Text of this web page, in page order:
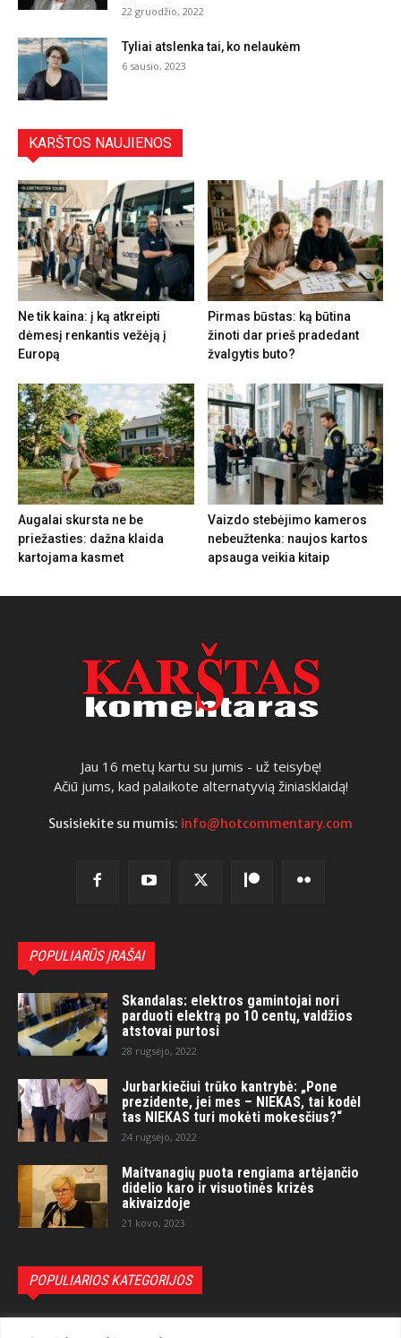
22 gruodžio, 2022
Tyliai atslenka tai, ko nelaukėm
6 sausio, 2023
KARŠTOS NAUJIENOS
Ne tik kaina: į ką atkreipti
dėmesį renkantis vežėją į
Europą
Pirmas būstas: ką būtina
žinoti dar prieš pradedant
žvalgytis buto?
Augalai skursta ne be
priežasties: dažna klaida
kartojama kasmet
Vaizdo stebėjimo kameros
nebeužtenka: naujos kartos
apsauga veikia kitaip
Jau 16 metų kartu su jumis - už teisybę!
Ačiū jums, kad palaikote alternatyvią žiniasklaidą!
Susisiekite su mumis: info@hotcommentary.com
POPULIARŪS ĮRAŠAI
Skandalas: elektros gamintojai nori
parduoti elektrą po 10 centų, valdžios
atstovai purtosi
28 rugsėjo, 2022
Jurbarkiečiui trūko kantrybė: „Pone
prezidente, jei mes – NIEKAS, tai kodėl
tas NIEKAS turi mokėti mokesčius?“
24 rugsėjo, 2022
Maitvanagių puota rengiama artėjančio
didelio karo ir visuotinės krizės
akivaizdoje
21 kovo, 2023
POPULIARIOS KATEGORIJOS